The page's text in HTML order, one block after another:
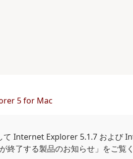
5 for Mac
て Internet Explorer 5.1.7 および
終了する製品のお知らせ」をご覧く